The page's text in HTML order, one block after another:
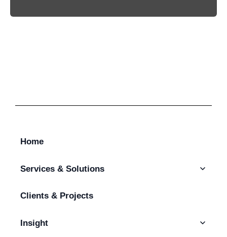
Home
Services & Solutions
Talent Augmentation & Hiring
IT Outsourcing
AI & Intelligent Automation
Clients & Projects
Insight